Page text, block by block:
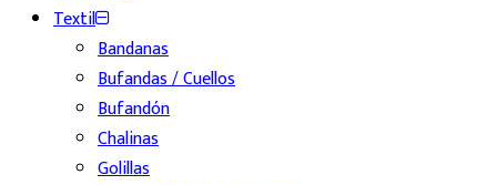
Textil
Bandanas
Bufandas / Cuellos
Bufandón
Chalinas
Golillas